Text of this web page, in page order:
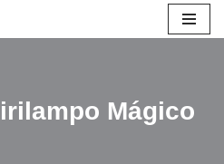
Mágico